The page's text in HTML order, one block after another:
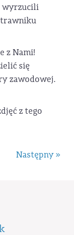
wyrzucili
trawniku
z Nami!
się
zawodowej.
z tego
Następny »